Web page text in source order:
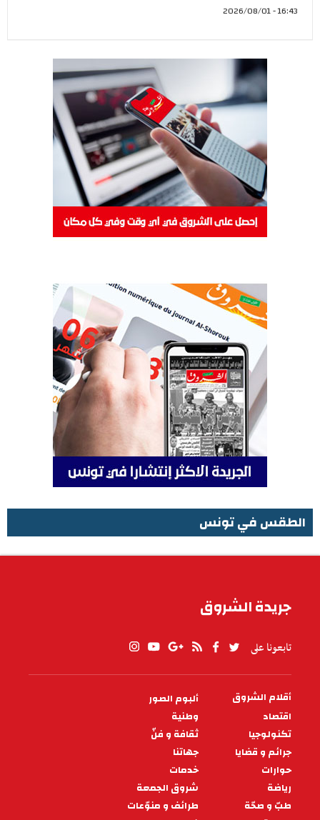
16:43 - 2026/08/01
الطقس في تونس
جريدة الشروق
تابعونا على
PIED
DE
PAGE
أقلام الشروق
ألبوم الصور
اقتصاد
وطنية
تكنولوجيا
ثقافة و فنّ
جرائم و قضايا
جهاتنا
حوارات
خدمات
رياضة
شروق الجمعة
طبّ و صحّة
طرائف و منوّعات